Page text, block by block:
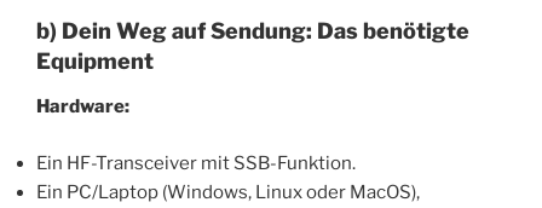
b) Dein Weg auf Sendung: Das benötigte
Equipment
Hardware:
Ein HF-Transceiver mit SSB-Funktion.
Ein PC/Laptop (Windows, Linux oder MacOS),